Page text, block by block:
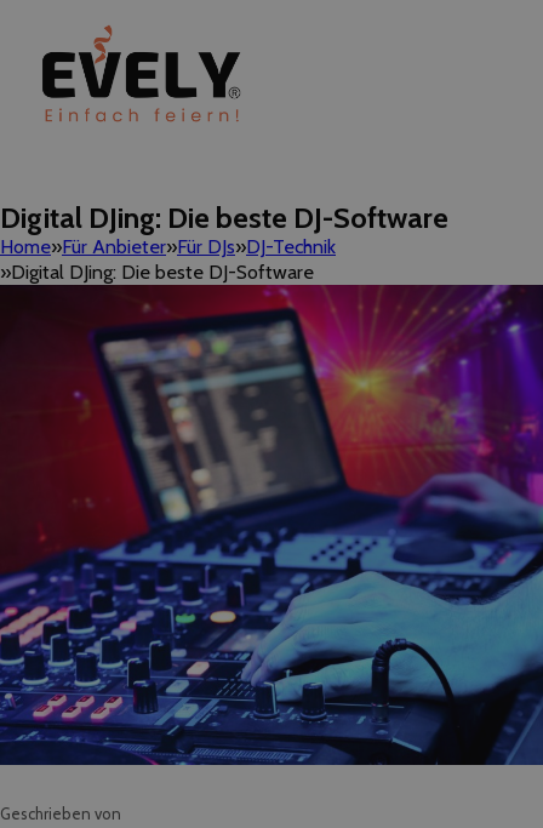
Digital DJing: Die beste DJ-Software
Home Für Anbieter Für DJs DJ-Technik
Digital DJing: Die beste DJ-Software
Geschrieben von